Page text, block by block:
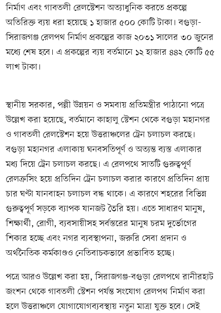
নির্মাণ এবং গাবতলী রেলস্টেশন অত্যাধুনিক করতে প্রকল্পে
অতিরিক্ত ব্যয় ধরা হয়েছে ১ হাজার ৫০০ কোটি টাকা। বগুড়া-
সিরাজগঞ্জ রেলপথ নির্মাণ প্রকল্পের কাজ ২০৩১ সালের ৩০ জুনের
মধ্যে শেষ হবে। এ প্রকল্পের ব্যয় বর্তমানে ১২ হাজার ৪৪২ কোটি ৫৫
লাখ টাকা।
স্থানীয় সরকার, পল্লী উন্নয়ন ও সমবায় প্রতিমন্ত্রীর পাঠানো পত্রে
উল্লেখ করা হয়েছে, বর্তমানে কাহালু স্টেশন থেকে বগুড়া মহানগর
ও গাবতলী রেলস্টেশন হয়ে উত্তরাঞ্চলের ট্রেন চলাচল করছে।
বগুড়া মহানগর এলাকায় ঘনবসতিপূর্ণ ও অত্যন্ত ব্যস্ত এলাকার
মধ্য দিয়ে ট্রেন চলাচল করছে। এ রেলপথে সাতটি গুরুত্বপূর্ণ
রেলক্রসিং হয়ে প্রতিদিন ট্রেন চলাচল করার কারণে প্রতিদিন প্রায়
চার ঘণ্টা যানবাহন চলাচল বন্ধ থাকে। এ কারণে শহরের বিভিন্ন
গুরুত্বপূর্ণ সড়কে ব্যাপক যানজট তৈরি হয়। এতে সাধারণ মানুষ,
শিক্ষার্থী, রোগী, ব্যবসায়ীসহ সর্বস্তরের মানুষ চরম দুর্ভোগের
শিকার হচ্ছে এবং নগর ব্যবস্থাপনা, জরুরি সেবা প্রদান ও
অর্থনৈতিক কর্মকাণ্ডও নেতিবাচকভাবে প্রভাবিত হচ্ছে।
পত্রে আরও উল্লেখ করা হয়, সিরাজগঞ্জ-বগুড়া রেলপথে রানীরহাট
জংশন থেকে গাবতলী স্টেশন পর্যন্ত সংযোগ রেলপথ নির্মাণ করা
হলে উত্তরাঞ্চলে যোগাযোগব্যবস্থায় নতুন মাত্রা যুক্ত হবে। সেই